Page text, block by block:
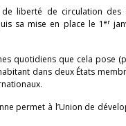
liberté de circulation des
sa mise en place le 1 er
quotidiens que cela pose
dans deux États
permet à l’Union de